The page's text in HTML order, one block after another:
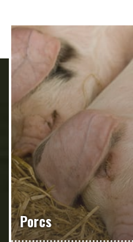
Porcs